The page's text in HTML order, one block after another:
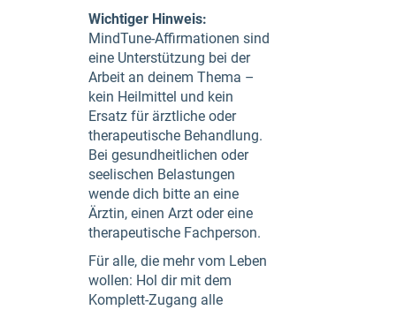
Wichtiger Hinweis:
MindTune-Affirmationen sind
eine Unterstützung bei der
Arbeit an deinem Thema –
kein Heilmittel und kein
Ersatz für ärztliche oder
therapeutische Behandlung.
Bei gesundheitlichen oder
seelischen Belastungen
wende dich bitte an eine
Ärztin, einen Arzt oder eine
therapeutische Fachperson.
Für alle, die mehr vom Leben
wollen: Hol dir mit dem
Komplett-Zugang alle